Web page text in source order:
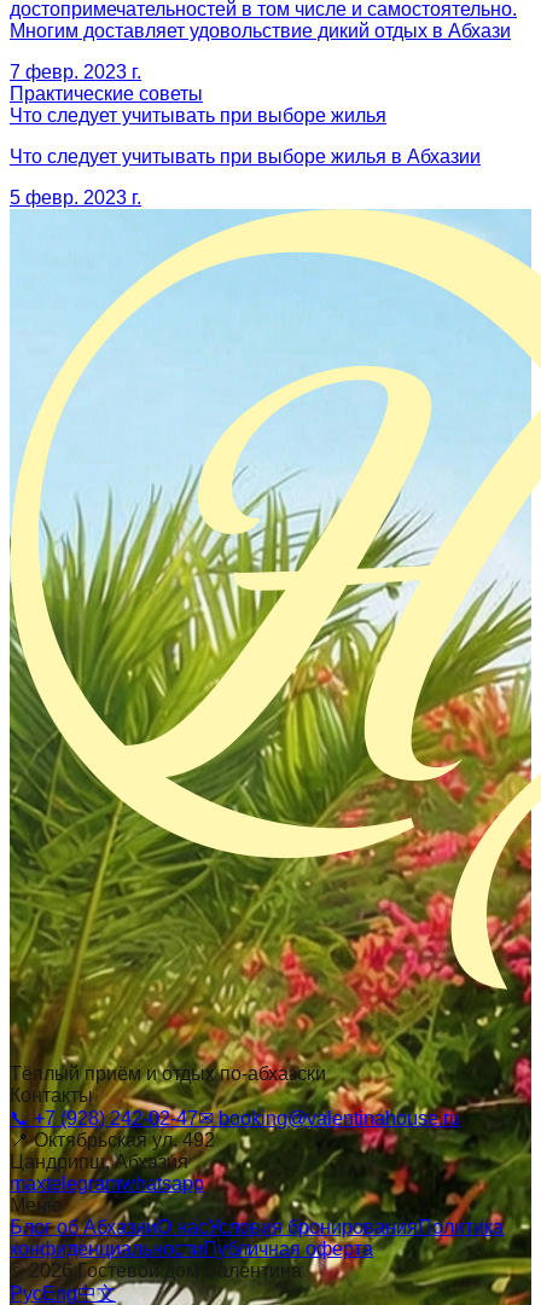
достопримечательностей в том числе и самостоятельно.
Многим доставляет удовольствие дикий отдых в Абхази
7 февр. 2023 г.
Практические советы
Что следует учитывать при выборе жилья
Что следует учитывать при выборе жилья в Абхазии
5 февр. 2023 г.
Тёплый приём и отдых по-абхазски
Контакты
📞 +7 (928) 242-02-47✉booking@valentinahouse.ru
📍Октябрьская ул. 492
Цандрипш, Абхазия
maxtelegramwhatsapp
Меню
Блог об АбхазииО насУсловия бронированияПолитика
конфиденциальностиПубличная оферта
©2026 Гостевой дом Валентина
РусEng中文